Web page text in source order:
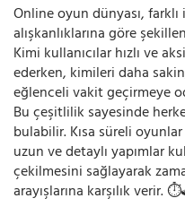
Online oyun dünyası,
alışkanlıklarına göre
Kimi kullanıcılar hızlı ve
ederken, kimileri daha
eğlenceli vakit geçirmeye
Bu çeşitlilik sayesinde
bulabilir. Kısa süreli
uzun ve detaylı yapımlar
çekilmesini sağlayarak
arayışlarına karşılık verir.